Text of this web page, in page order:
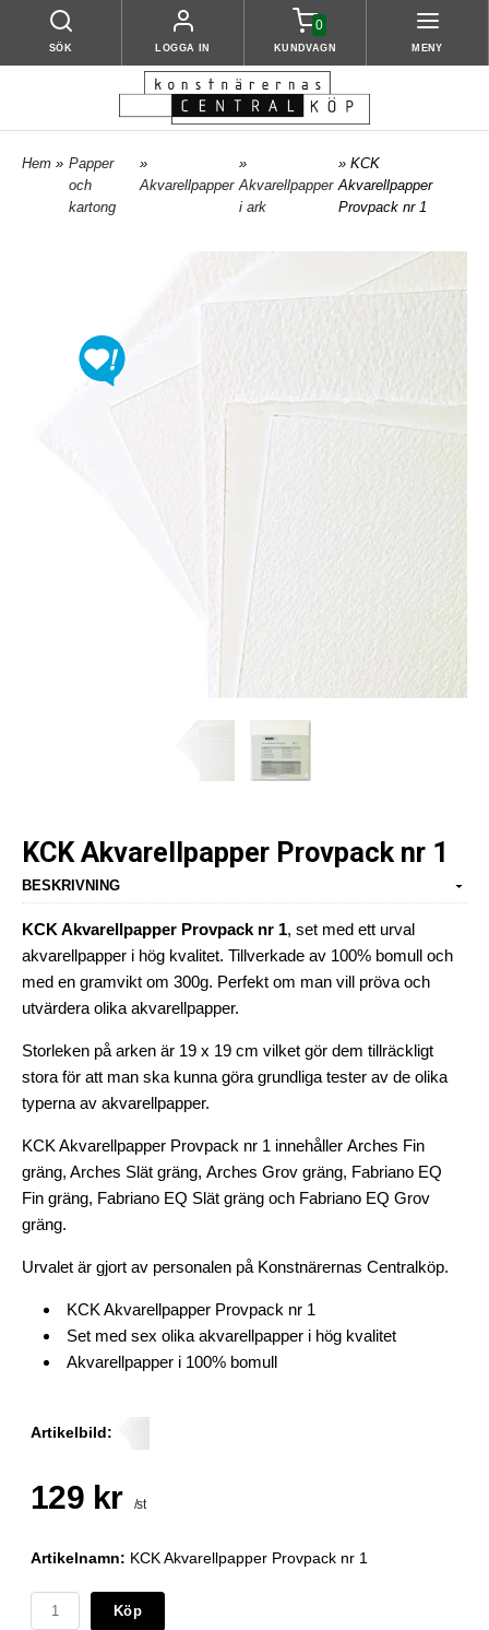
SÖK LOGGA IN
0
KUNDVAGN MENY
Hem » Papper
och
kartong
»
Akvarellpapper
»
Akvarellpapper
i ark
» KCK
Akvarellpapper
Provpack nr 1
KCK Akvarellpapper Provpack nr 1
BESKRIVNING
KCK Akvarellpapper Provpack nr 1, set med ett urval
akvarellpapper i hög kvalitet. Tillverkade av 100% bomull och
med en gramvikt om 300g. Perfekt om man vill pröva och
utvärdera olika akvarellpapper.
Storleken på arken är 19 x 19 cm vilket gör dem tillräckligt
stora för att man ska kunna göra grundliga tester av de olika
typerna av akvarellpapper.
KCK Akvarellpapper Provpack nr 1 innehåller Arches Fin
gräng, Arches Slät gräng, Arches Grov gräng, Fabriano EQ
Fin gräng, Fabriano EQ Slät gräng och Fabriano EQ Grov
gräng.
Urvalet är gjort av personalen på Konstnärernas Centralköp.
KCK Akvarellpapper Provpack nr 1
Set med sex olika akvarellpapper i hög kvalitet
Akvarellpapper i 100% bomull
Artikelbild:
129 kr /st
Artikelnamn: KCK Akvarellpapper Provpack nr 1
Köp